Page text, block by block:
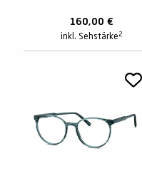
160,00 €
inkl. Sehstärke 2